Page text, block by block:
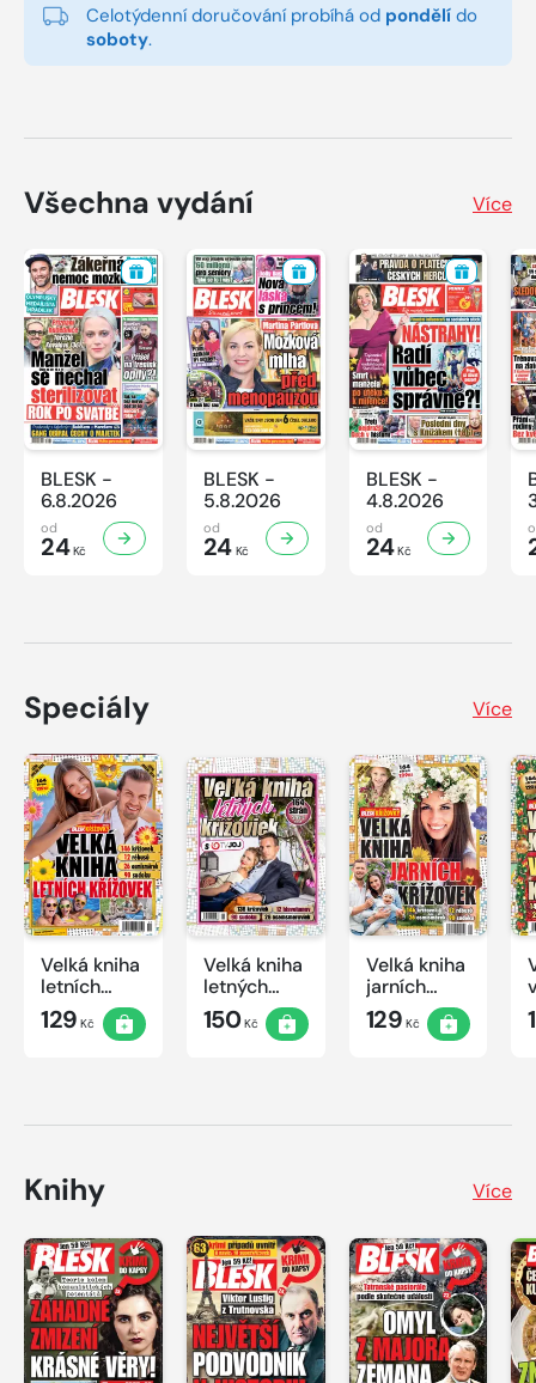
Celotýdenní doručování probíhá od pondělí do
soboty.
Všechna vydání Více
BLESK -
6.8.2026
od
24Kč
BLESK -
5.8.2026
od
24Kč
BLESK -
4.8.2026
od
24Kč
Speciály Více
Velká kniha
letních
křížovek
2026
129 Kč
Velká kniha
letných
krížoviek s
TV JOJ
150Kč
Velká kniha
jarních
křížovek
2026
129 Kč
Knihy Více